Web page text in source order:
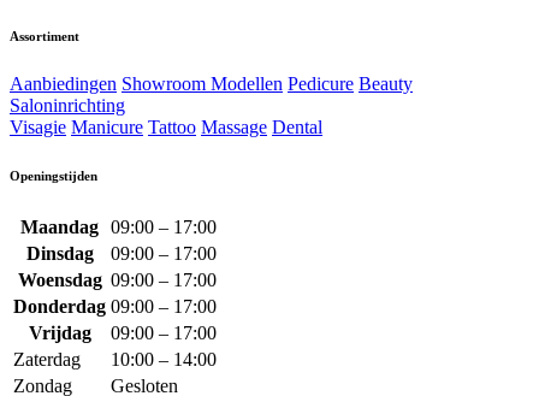
Assortiment
Aanbiedingen Showroom Modellen Pedicure Beauty
Saloninrichting
Visagie Manicure Tattoo Massage Dental
Openingstijden
Maandag 09:00 – 17:00
Dinsdag
09:00 – 17:00
Woensdag 09:00 – 17:00
Donderdag 09:00 – 17:00
Vrijdag
09:00 – 17:00
Zaterdag
10:00 – 14:00
Zondag
Gesloten